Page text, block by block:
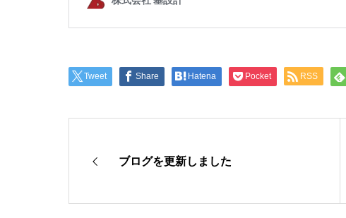
Tweet Share Hatena Pocket RSS
ブログを更新しました